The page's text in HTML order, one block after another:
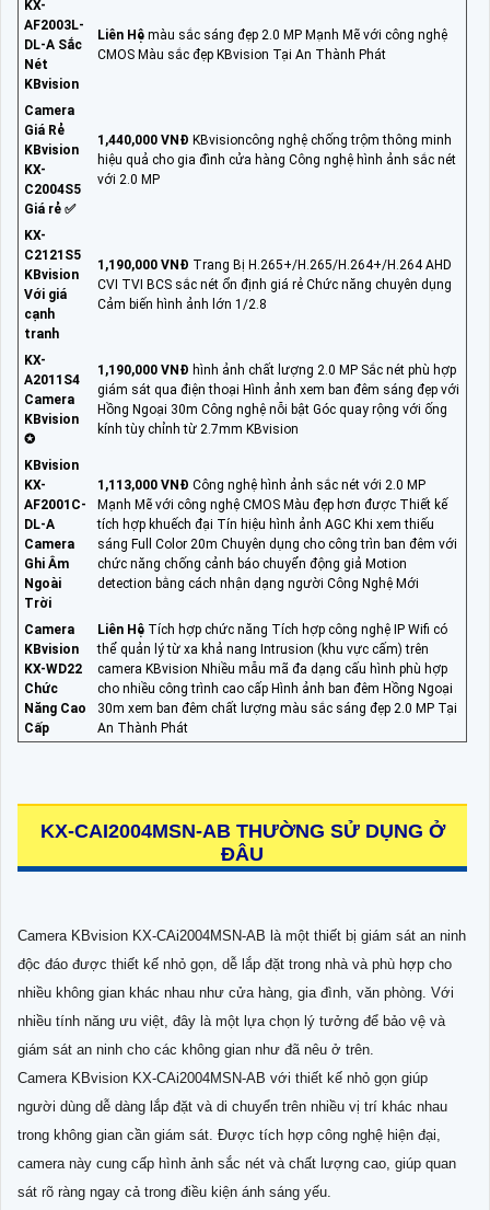
KX-
AF2003L-
DL-A Sắc
Nét
KBvision
Liên Hệ màu sắc sáng đẹp 2.0 MP Mạnh Mẽ với công nghệ
CMOS Màu sắc đẹp KBvision Tại An Thành Phát
Camera
Giá Rẻ
KBvision
KX-
C2004S5
Giá rẻ ✅
1,440,000 VNĐ KBvisioncông nghệ chống trộm thông minh
hiệu quả cho gia đình cửa hàng Công nghệ hình ảnh sắc nét
với 2.0 MP
KX-
C2121S5
KBvision
Với giá
cạnh
tranh
1,190,000 VNĐ Trang Bị H.265+/H.265/H.264+/H.264 AHD
CVI TVI BCS sắc nét ổn định giá rẻ Chức năng chuyên dụng
Cảm biến hình ảnh lớn 1/2.8
KX-
A2011S4
Camera
KBvision
✪
1,190,000 VNĐ hình ảnh chất lượng 2.0 MP Sắc nét phù hợp
giám sát qua điện thoại Hình ảnh xem ban đêm sáng đẹp với
Hồng Ngoại 30m Công nghệ nỗi bật Góc quay rộng với ống
kính tùy chỉnh từ 2.7mm KBvision
KBvision
KX-
AF2001C-
DL-A
Camera
Ghi Âm
Ngoài
Trời
1,113,000 VNĐ Công nghệ hình ảnh sắc nét với 2.0 MP
Mạnh Mẽ với công nghệ CMOS Màu đẹp hơn được Thiết kế
tích hợp khuếch đại Tín hiệu hình ảnh AGC Khi xem thiếu
sáng Full Color 20m Chuyên dụng cho công trìn ban đêm với
chức năng chống cảnh báo chuyển động giả Motion
detection bằng cách nhận dạng người Công Nghệ Mới
Camera
KBvision
KX-WD22
Chức
Năng Cao
Cấp
Liên Hệ Tích hợp chức năng Tích hợp công nghệ IP Wifi có
thể quản lý từ xa khả nang Intrusion (khu vực cấm) trên
camera KBvision Nhiều mẫu mã đa dạng cấu hình phù hợp
cho nhiều công trình cao cấp Hình ảnh ban đêm Hồng Ngoại
30m xem ban đêm chất lượng màu sắc sáng đẹp 2.0 MP Tại
An Thành Phát
KX-CAI2004MSN-AB THƯỜNG SỬ DỤNG Ở
ĐÂU
Camera KBvision KX-CAi2004MSN-AB là một thiết bị giám sát an ninh
độc đáo được thiết kế nhỏ gọn, dễ lắp đặt trong nhà và phù hợp cho
nhiều không gian khác nhau như cửa hàng, gia đình, văn phòng. Với
nhiều tính năng ưu việt, đây là một lựa chọn lý tưởng để bảo vệ và
giám sát an ninh cho các không gian như đã nêu ở trên.
Camera KBvision KX-CAi2004MSN-AB với thiết kế nhỏ gọn giúp
người dùng dễ dàng lắp đặt và di chuyển trên nhiều vị trí khác nhau
trong không gian cần giám sát. Được tích hợp công nghệ hiện đại,
camera này cung cấp hình ảnh sắc nét và chất lượng cao, giúp quan
sát rõ ràng ngay cả trong điều kiện ánh sáng yếu.